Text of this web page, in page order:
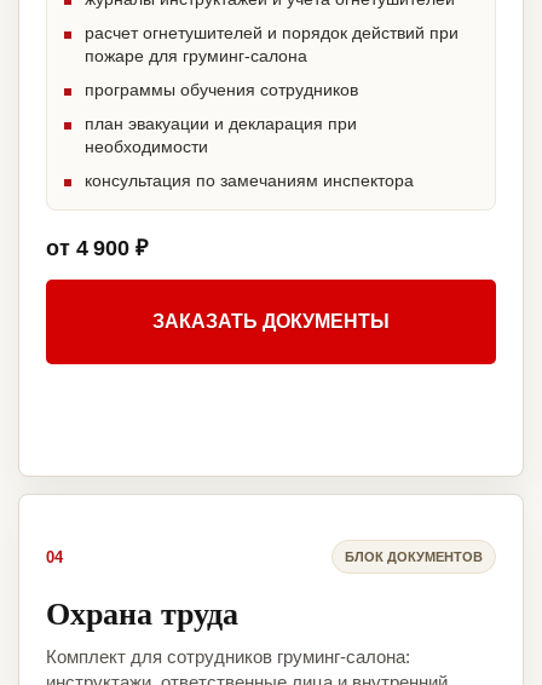
расчет огнетушителей и порядок действий при
пожаре для груминг-салона
программы обучения сотрудников
план эвакуации и декларация при
необходимости
консультация по замечаниям инспектора
от 4 900 ₽
ЗАКАЗАТЬ ДОКУМЕНТЫ
04 БЛОК ДОКУМЕНТОВ
Охрана труда
Комплект для сотрудников груминг-салона: